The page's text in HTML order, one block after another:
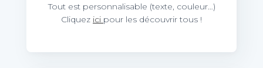
Tout est personnalisable (texte, couleur…)
Cliquez ici pour les découvrir tous !